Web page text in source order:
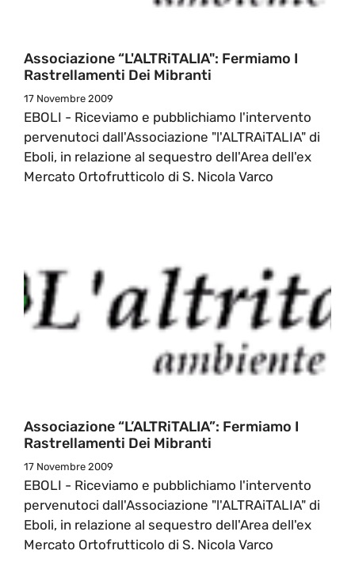
Associazione “L'ALTRiTALIA": Fermiamo I
Rastrellamenti Dei Mibranti
17 Novembre 2009
EBOLI - Riceviamo e pubblichiamo l'intervento
pervenutoci dall'Associazione "l'ALTRAiTALIA" di
Eboli, in relazione al sequestro dell'Area dell'ex
Mercato Ortofrutticolo di S. Nicola Varco
Associazione “L’ALTRiTALIA”: Fermiamo I
Rastrellamenti Dei Mibranti
17 Novembre 2009
EBOLI - Riceviamo e pubblichiamo l'intervento
pervenutoci dall'Associazione "l'ALTRAiTALIA" di
Eboli, in relazione al sequestro dell'Area dell'ex
Mercato Ortofrutticolo di S. Nicola Varco